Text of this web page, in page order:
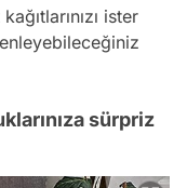
ister
sürpriz